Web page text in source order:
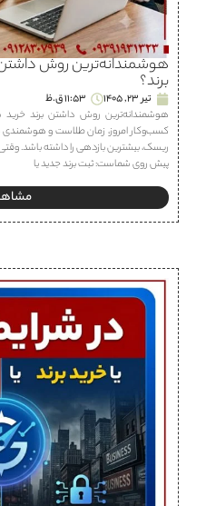
هوشمندانه‌ترین روش داشتن
برند؟
تیر 23, 1405
11:53 ق.ظ
هوشمندانه‌ترین روش داشتن برند خرید
کسب‌وکار امروز، زمان طلاست و هوشمندی
ریسک، بیشترین بازدهی را داشته باشد.
پیش روی شماست: ثبت برند جدید یا